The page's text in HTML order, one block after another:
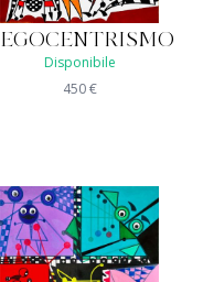
EGOCENTRISMO
Disponibile
450€